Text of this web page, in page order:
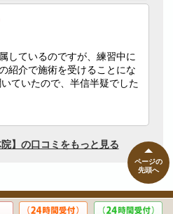
ページの
先頭へ